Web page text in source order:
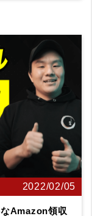
2022/02/05
なAmazon領収